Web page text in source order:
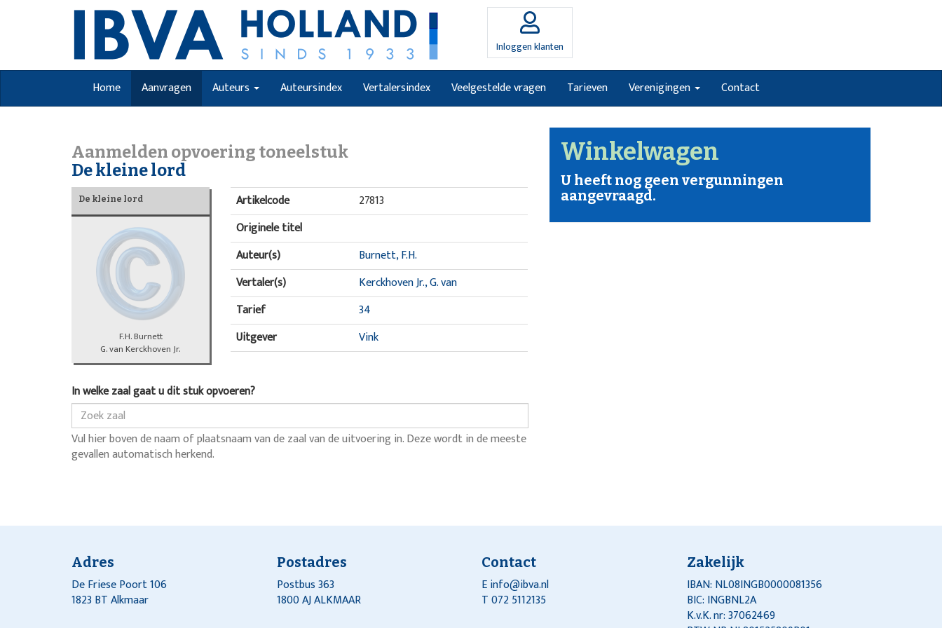
Inloggen klanten
Home Aanvragen Auteurs Auteursindex Vertalersindex Veelgestelde vragen Tarieven Verenigingen Contact
Aanmelden opvoering toneelstuk
De kleine lord
De kleine lord
F.H. Burnett
G. van Kerckhoven Jr.
Artikelcode
27813
Originele titel
Auteur(s)
Burnett, F.H.
Vertaler(s)
Kerckhoven Jr., G. van
Tarief
34
Uitgever
Vink
In welke zaal gaat u dit stuk opvoeren?
Vul hier boven de naam of plaatsnaam van de zaal van de uitvoering in. Deze wordt in de meeste
gevallen automatisch herkend.
Winkelwagen
U heeft nog geen vergunningen
aangevraagd.
Adres
De Friese Poort 106
1823 BT Alkmaar
Postadres
Postbus 363
1800 AJ ALKMAAR
Contact
Einfo@ibva.nl
T 072 5112135
Zakelijk
IBAN: NL08INGB0000081356
BIC: INGBNL2A
K.v.K. nr: 37062469